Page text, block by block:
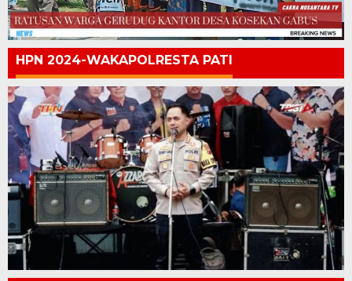
HPN 2024-WAKAPOLRESTA PATI